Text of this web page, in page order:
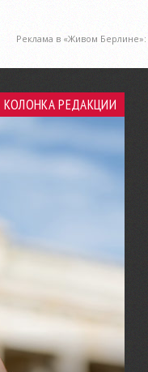
Реклама в «Живом Берлине»:
КОЛОНКА РЕДАКЦИИ